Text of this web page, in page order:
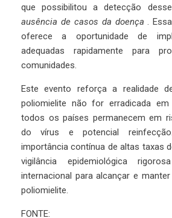
que possibilitou a detecção
ausência de casos da doença .
oferece a oportunidade de
adequadas rapidamente para
comunidades.
Este evento reforça a realidade
poliomielite não for erradicada
todos os países permanecem em
do vírus e potencial
importância contínua de altas taxas
vigilância epidemiológica
internacional para alcançar e
poliomielite.
FONTE: